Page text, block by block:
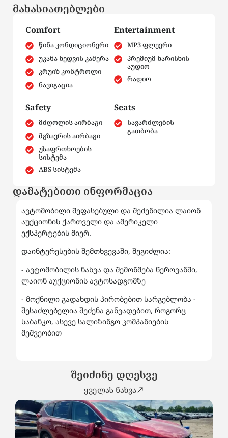
მახასიათებლები
Comfort
წინა კონდიციონერი
უკანა ხედვის კამერა
კრუიზ კონტროლი
ნავიგაცია
Entertainment
MP3 ფლეერი
პრემიუმ ხარისხის
აუდიო
რადიო
Safety
მძღოლის აირბაგი
მგზავრის აირბაგი
უსაფრთხოების
სისტემა
ABS სისტემა
Seats
სავარძლების
გათბობა
დამატებითი ინფორმაცია
ავტომობილი შეფასებული და შეძენილია ლაიონ
აუქციონის ქართველი და ამერიკელი
ექსპერტების მიერ.
დაინტერესების შემთხვევაში, შეგიძლია:
- ავტომობილის ნახვა და შემოწმება წეროვანში,
ლაიონ აუქციონის ავტოსადგომზე
- მოქნილი გადახდის პირობებით სარგებლობა -
შესაძლებელია შეძენა განვადებით, როგორც
საბანკო, ასევე სალიზინგო კომპანიების
მეშვეობით
შეიძინე დღესვე
ყველას ნახვა